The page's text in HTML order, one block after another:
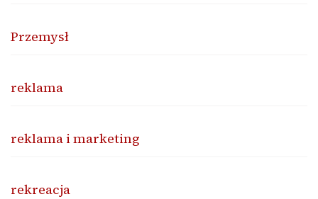
Przemysł
reklama
reklama i marketing
rekreacja